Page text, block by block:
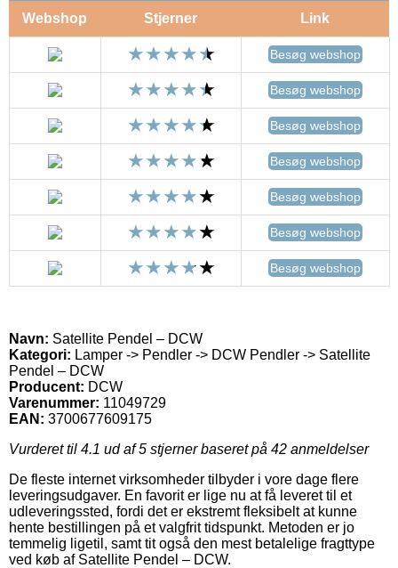
Webshop Stjerner Link
Besøg webshop
Besøg webshop
Besøg webshop
Besøg webshop
Besøg webshop
Besøg webshop
Besøg webshop
Navn: Satellite Pendel – DCW
Kategori: Lamper -> Pendler -> DCW Pendler -> Satellite
Pendel – DCW
Producent: DCW
Varenummer: 11049729
EAN: 3700677609175
Vurderet til 4.1 ud af 5 stjerner baseret på 42 anmeldelser
De fleste internet virksomheder tilbyder i vore dage flere
leveringsudgaver. En favorit er lige nu at få leveret til et
udleveringssted, fordi det er ekstremt fleksibelt at kunne
hente bestillingen på et valgfrit tidspunkt. Metoden er jo
temmelig ligetil, samt tit også den mest betalelige fragttype
ved køb af Satellite Pendel – DCW.